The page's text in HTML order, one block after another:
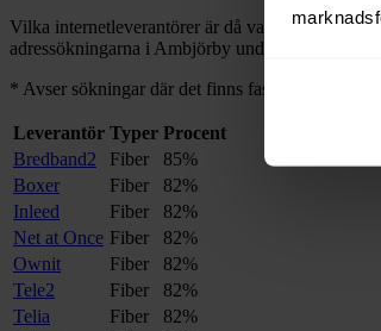
Vilka internetleverantörer är då vanliga i
adressökningarna i Ambjörby under de senaste 12
* Avser sökningar där det finns fast bredband på
Leverantör Typer Procent
Bredband2
Fiber
85%
Boxer
Fiber
82%
Inleed
Fiber
82%
Net at Once Fiber
82%
Ownit
Fiber
82%
Tele2
Fiber
82%
Telia
Fiber
82%